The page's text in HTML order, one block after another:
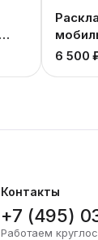
6 500
Контакты
+7 (495)
Работаем